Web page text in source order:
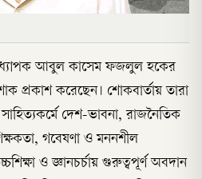
আবুল কাসেম ফজলুল হকের
প্রকাশ করেছেন। শোকবার্তায় তারা
দেশ-ভাবনা, রাজনৈতিক
গবেষণা ও মননশীল
ও জ্ঞানচর্চায় গুরুত্বপূর্ণ অবদান